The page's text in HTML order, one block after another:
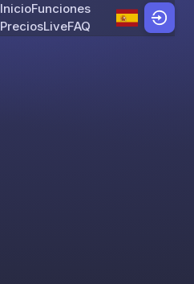
Skip to content
InicioFunciones
PreciosLiveFAQ